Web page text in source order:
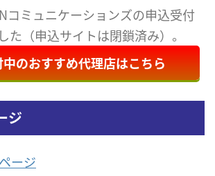
コミュニケーションズの申込受付
た（申込サイトは閉鎖済み）。
のおすすめ代理店はこちら
ジ
ージ